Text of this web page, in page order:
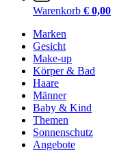
Warenkorb € 0,00
Marken
Gesicht
Make-up
Körper & Bad
Haare
Männer
Baby & Kind
Themen
Sonnenschutz
Angebote